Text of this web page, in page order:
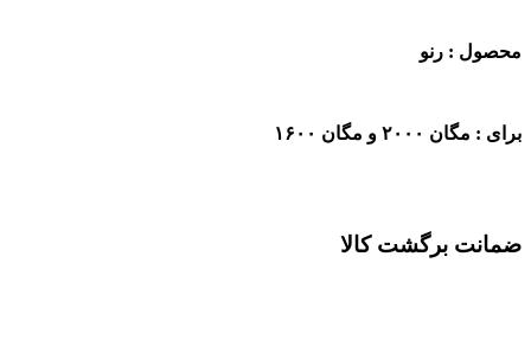
محصول : رنو
برای : مگان ۲۰۰۰ و مگان ۱۶۰۰
ضمانت برگشت کالا